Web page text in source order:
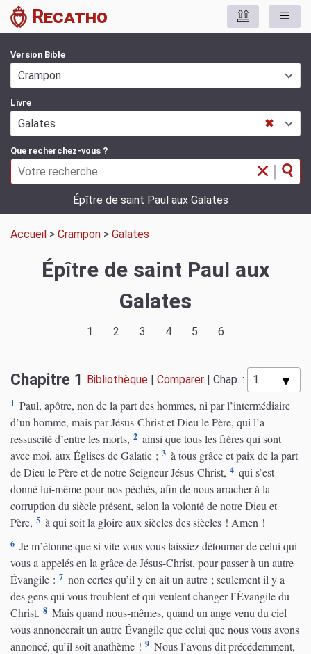
Recatho
Version Bible
Crampon
Livre
Galates ✖
Que recherchez-vous ?
|
Épître de saint Paul aux Galates
Accueil > Crampon > Galates
Épître de saint Paul aux
Galates
1 2 3 4 5 6
Chapitre 1 Bibliothèque | Comparer | Chap. :
1 Paul, apôtre, non de la part des hommes, ni par l’intermédiaire
d’un homme, mais par Jésus-Christ et Dieu le Père, qui l’a
ressuscité d’entre les morts, 2 ainsi que tous les frères qui sont
avec moi, aux Églises de Galatie ; 3 à tous grâce et paix de la part
de Dieu le Père et de notre Seigneur Jésus-Christ, 4 qui s’est
donné lui-même pour nos péchés, afin de nous arracher à la
corruption du siècle présent, selon la volonté de notre Dieu et
Père, 5 à qui soit la gloire aux siècles des siècles ! Amen !
6 Je m’étonne que si vite vous vous laissiez détourner de celui qui
vous a appelés en la grâce de Jésus-Christ, pour passer à un autre
Évangile : 7 non certes qu’il y en ait un autre ; seulement il y a
des gens qui vous troublent et qui veulent changer l’Évangile du
Christ. 8 Mais quand nous-mêmes, quand un ange venu du ciel
vous annoncerait un autre Évangile que celui que nous vous avons
annoncé, qu’il soit anathème ! 9 Nous l’avons dit précédemment,